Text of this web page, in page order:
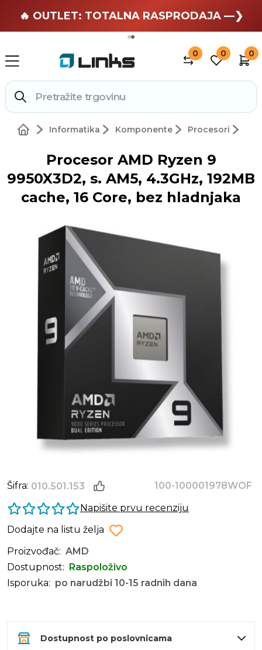
🏄 Zaslužuješ odmor —❯
🔥 OUTLET: TOTALNA RASPRODAJA —❯
0 0 0
Informatika Komponente Procesori
Procesor AMD Ryzen 9
9950X3D2, s. AM5, 4.3GHz, 192MB
cache, 16 Core, bez hladnjaka
Šifra: 010.501.153
100-100001978WOF
Napišite prvu recenziju
Dodajte na listu želja
Proizvođač: AMD
Dostupnost:
Raspoloživo
Isporuka: po narudžbi 10-15 radnih dana
Dostupnost po poslovnicama